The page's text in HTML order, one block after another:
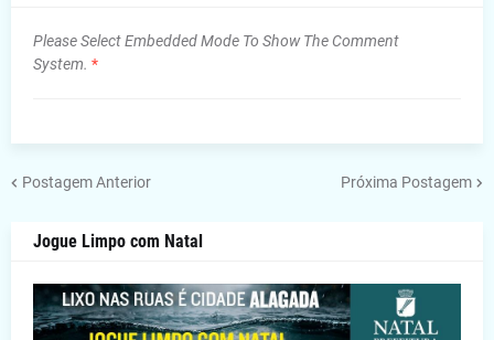
Please Select Embedded Mode To Show The Comment
System. *
Postagem Anterior Próxima Postagem
Jogue Limpo com Natal